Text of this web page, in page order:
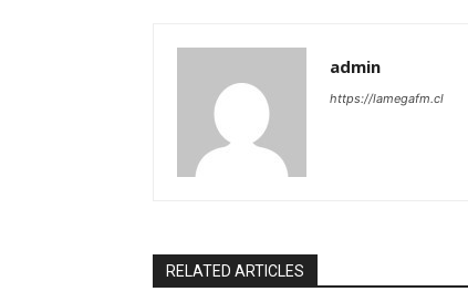
admin
https://lamegafm.cl
RELATED ARTICLES